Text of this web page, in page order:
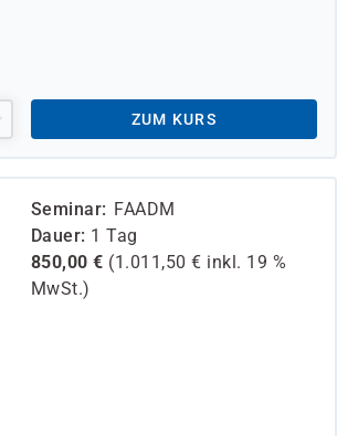
ZUM KURS
Seminar
FAADM
Dauer 1 Tag
850,00 € (1.011,50 € inkl. 19 %
MwSt.)